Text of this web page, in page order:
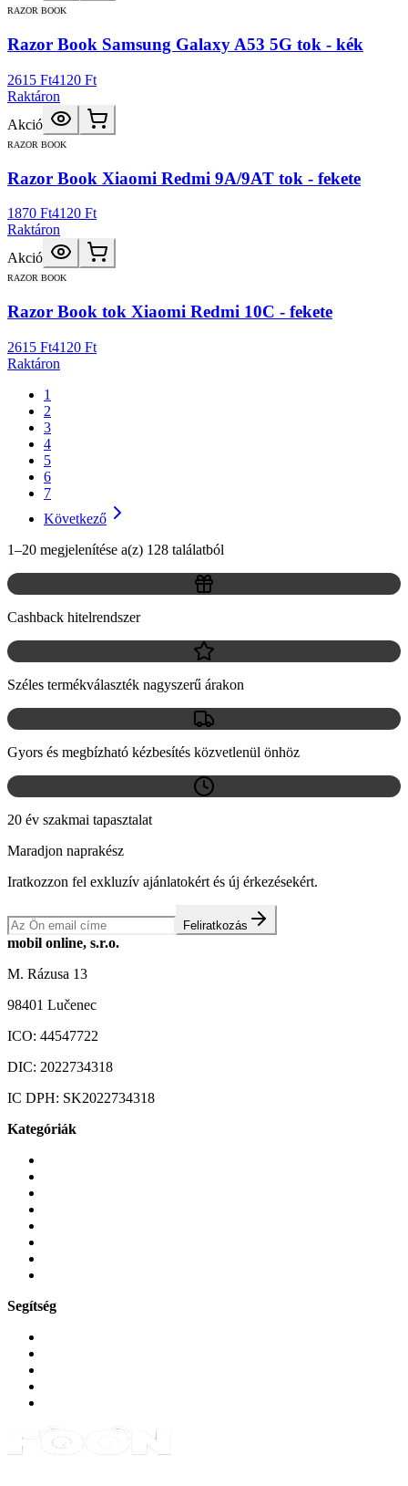
RAZOR BOOK
Razor Book Samsung Galaxy A53 5G tok - kék
2615 Ft4120 Ft
Raktáron
Akció
RAZOR BOOK
Razor Book Xiaomi Redmi 9A/9AT tok - fekete
1870 Ft4120 Ft
Raktáron
Akció
RAZOR BOOK
Razor Book tok Xiaomi Redmi 10C - fekete
2615 Ft4120 Ft
Raktáron
1
2
3
4
5
6
7
Következő
1–20 megjelenítése a(z) 128 találatból
Cashback hitelrendszer
Széles termékválaszték nagyszerű árakon
Gyors és megbízható kézbesítés közvetlenül önhöz
20 év szakmai tapasztalat
Maradjon naprakész
Iratkozzon fel exkluzív ajánlatokért és új érkezésekért.
Feliratkozás
mobil online, s.r.o.
M. Rázusa 13
98401 Lučenec
ICO: 44547722
DIC: 2022734318
IC DPH: SK2022734318
Kategóriák
Segítség